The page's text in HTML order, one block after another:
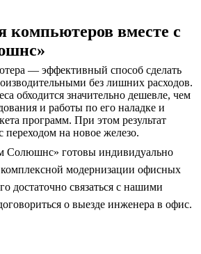
компьютеров вместе с
— эффективный способ сделать
без лишних расходов.
обходится значительно дешевле, чем
и работы по его наладке и
программ. При этом результат
переходом на новое железо.
Солюшнс» готовы индивидуально
комплексной модернизации офисных
достаточно связаться с нашими
о выезде инженера в офис.